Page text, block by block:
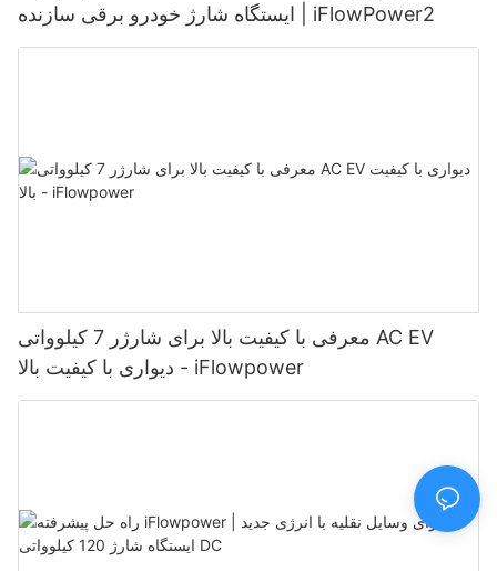
ایستگاه شارژ خودرو برقی سازنده | iFlowPower2
معرفی با کیفیت بالا برای شارژر 7 کیلوواتی AC EV
دیواری با کیفیت بالا - iFlowpower